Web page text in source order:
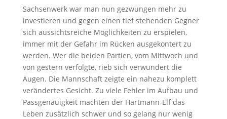
Sachsenwerk war man nun gezwungen mehr zu
investieren und gegen einen tief stehenden Gegner
sich aussichtsreiche Möglichkeiten zu erspielen,
immer mit der Gefahr im Rücken ausgekontert zu
werden. Wer die beiden Partien, vom Mittwoch und
von gestern verfolgte, rieb sich verwundert die
Augen. Die Mannschaft zeigte ein nahezu komplett
verändertes Gesicht. Zu viele Fehler im Aufbau und
Passgenauigkeit machten der Hartmann-Elf das
Leben zusätzlich schwer und so gelang nur wenig